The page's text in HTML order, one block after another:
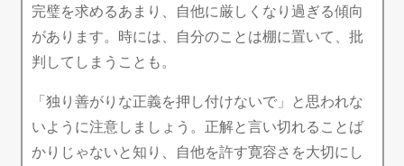
完璧を求めるあまり、自他に厳しくなり過ぎる傾向
があります。時には、自分のことは棚に置いて、批
判してしまうことも。
「独り善がりな正義を押し付けないで」と思われな
いように注意しましょう。正解と言い切れることば
かりじゃないと知り、自他を許す寛容さを大切にし